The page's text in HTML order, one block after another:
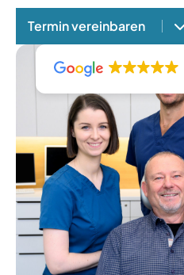
Termin vereinbaren